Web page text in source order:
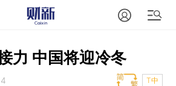
力 中国将迎冷冬
T中